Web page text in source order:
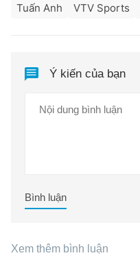
Tuấn Anh
VTV Sports
Ý kiến của bạn
Bình luận
Xem thêm bình luận